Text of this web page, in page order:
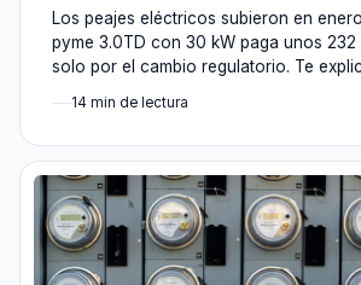
Los peajes eléctricos subieron en
pyme 3.0TD con 30 kW paga unos
solo por el cambio regulatorio. Te
14 min de lectura